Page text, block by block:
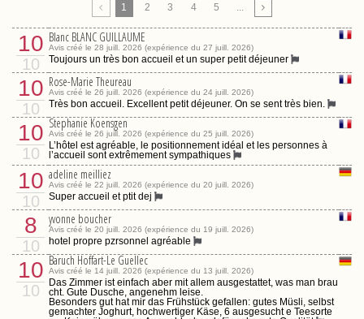
1
2 3 4 5 ...
10
10
Blanc BLANC GUILLAUME
Avis créé le 28 juill. 2026 (expérience du 27 juill. 2026)
Toujours un très bon accueil et un super petit déjeuner
10
10
Rose-Marie Theureau
Avis créé le 26 juill. 2026 (expérience du 24 juill. 2026)
Très bon accueil. Excellent petit déjeuner. On se sent très bien.
10
10
Stephanie Koensgen
Avis créé le 26 juill. 2026 (expérience du 25 juill. 2026)
L’hôtel est agréable, le positionnement idéal et les personnes à
l’accueil sont extrêmement sympathiques
10
10
adeline meilliez
Avis créé le 22 juill. 2026 (expérience du 20 juill. 2026)
Super accueil et ptit dej
8
10
yvonne boucher
Avis créé le 20 juill. 2026 (expérience du 19 juill. 2026)
hotel propre pzrsonnel agréable
10
10
Baruch Hoffart-Le Guellec
Avis créé le 14 juill. 2026 (expérience du 13 juill. 2026)
Das Zimmer ist einfach aber mit allem ausgestattet, was man brau
cht. Gute Dusche, angenehm leise.
Besonders gut hat mir das Frühstück gefallen: gutes Müsli, selbst
gemachter Joghurt, hochwertiger Käse, 6 ausgesucht e Teesorte